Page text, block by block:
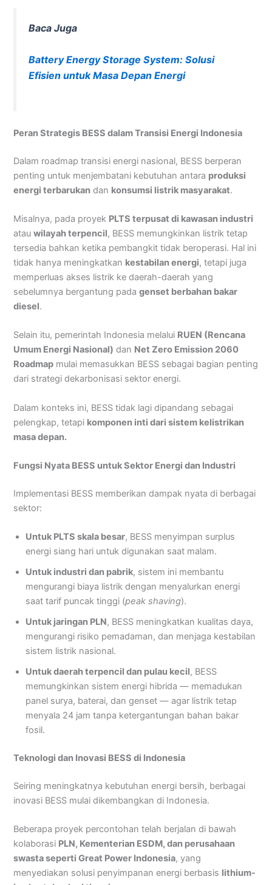
Baca Juga
Battery Energy Storage System: Solusi
Efisien untuk Masa Depan Energi
Peran Strategis BESS dalam Transisi Energi Indonesia
Dalam roadmap transisi energi nasional, BESS berperan
penting untuk menjembatani kebutuhan antara produksi
energi terbarukan dan konsumsi listrik masyarakat.
Misalnya, pada proyek PLTS terpusat di kawasan industri
atauwilayah terpencil, BESS memungkinkan listrik tetap
tersedia bahkan ketika pembangkit tidak beroperasi. Hal ini
tidak hanya meningkatkan kestabilan energi, tetapi juga
memperluas akses listrik ke daerah-daerah yang
sebelumnya bergantung padagenset berbahan bakar
diesel.
Selain itu, pemerintah Indonesia melalui RUEN (Rencana
Umum Energi Nasional) dan Net Zero Emission 2060
Roadmap mulai memasukkan BESS sebagai bagian penting
dari strategi dekarbonisasi sektor energi.
Dalam konteks ini, BESS tidak lagi dipandang sebagai
pelengkap, tetapi komponen inti dari sistem kelistrikan
masa depan.
Fungsi Nyata BESS untuk Sektor Energi dan Industri
Implementasi BESS memberikan dampak nyata di berbagai
sektor:
Untuk PLTS skala besar, BESS menyimpan surplus
energi siang hari untuk digunakan saat malam.
Untuk industri dan pabrik, sistem ini membantu
mengurangi biaya listrik dengan menyalurkan energi
saat tarif puncak tinggi (peak shaving).
Untuk jaringan PLN, BESS meningkatkan kualitas daya,
mengurangi risiko pemadaman, dan menjaga kestabilan
sistem listrik nasional.
Untuk daerah terpencil dan pulau kecil, BESS
memungkinkan sistem energi hibrida — memadukan
panel surya, baterai, dan genset — agar listrik tetap
menyala 24 jam tanpa ketergantungan bahan bakar
fosil.
Teknologi dan Inovasi BESS di Indonesia
Seiring meningkatnya kebutuhan energi bersih, berbagai
inovasi BESS mulai dikembangkan di Indonesia.
Beberapa proyek percontohan telah berjalan di bawah
kolaborasi PLN, Kementerian ESDM, dan perusahaan
swasta seperti Great Power Indonesia, yang
menyediakan solusi penyimpanan energi berbasis lithium-